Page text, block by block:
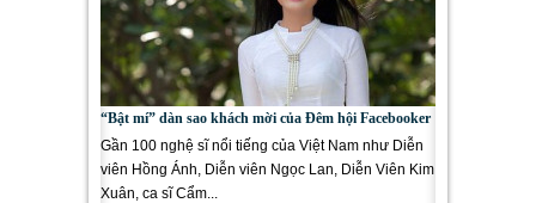
“Bật mí” dàn sao khách mời của Đêm hội Facebooker
Gần 100 nghệ sĩ nổi tiếng của Việt Nam như Diễn
viên Hồng Ánh, Diễn viên Ngọc Lan, Diễn Viên Kim
Xuân, ca sĩ Cẩm...